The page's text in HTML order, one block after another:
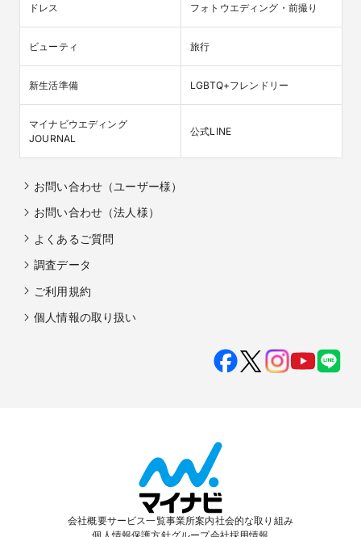
ドレス フォトウエディング・前撮り
ビューティ 旅行
新生活準備 LGBTQ+フレンドリー
マイナビウエディング
JOURNAL
公式LINE
お問い合わせ（ユーザー様）
お問い合わせ（法人様）
よくあるご質問
調査データ
ご利用規約
個人情報の取り扱い
会社概要サービス一覧事業所案内社会的な取り組み